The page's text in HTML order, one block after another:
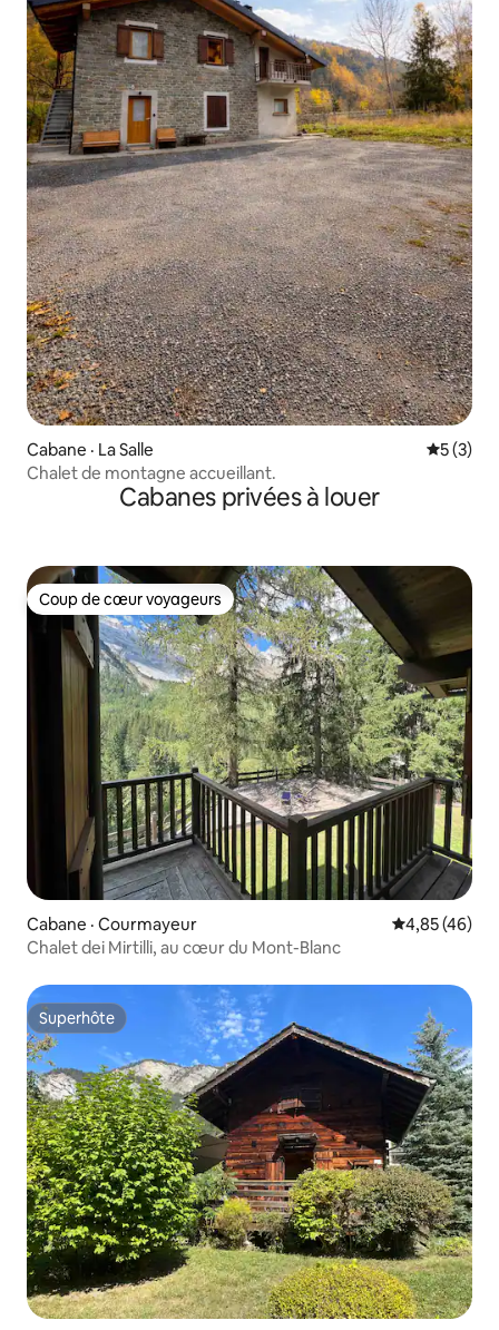
Cabane · La Salle Note
5 (3)
Chalet de montagne accueillant.
Cabanes privées à louer
Coup de cœur voyageurs
Coup de cœur voyageurs
Cabane · Courmayeur Note
4,85 (46)
Chalet dei Mirtilli, au cœur du Mont-Blanc
Superhôte
Superhôte